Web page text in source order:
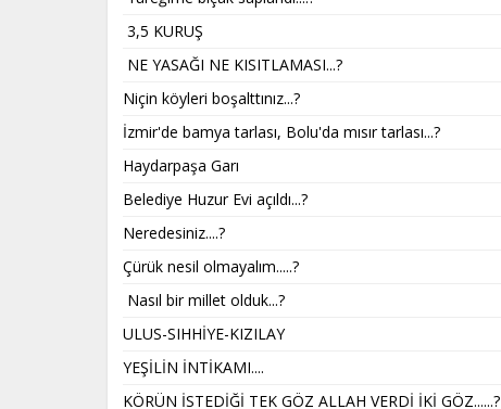
3,5 KURUŞ
NE YASAĞI NE KISITLAMASI...?
Niçin köyleri boşalttınız...?
İzmir'de bamya tarlası, Bolu'da mısır tarlası...?
Haydarpaşa Garı
Belediye Huzur Evi açıldı...?
Neredesiniz....?
Çürük nesil olmayalım.....?
Nasıl bir millet olduk...?
ULUS-SIHHİYE-KIZILAY
YEŞİLİN İNTİKAMI....
KÖRÜN İSTEDİĞİ TEK GÖZ ALLAH VERDİ İKİ GÖZ......?